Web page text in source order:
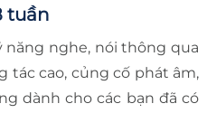
tuần
năng nghe, nói thông qua
tác cao, củng cố phát âm,
dành cho các bạn đã có